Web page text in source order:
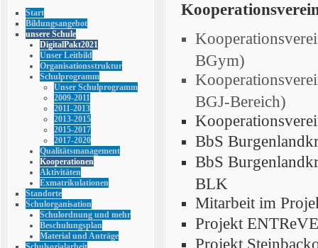
Start
Bildungsangebot
unsere Schule
DigitalPakt2021
Unser Leitbild
Organisationsstruktur
Schulprogramm
Unser Schulprogramm
2009-2011
2011-2013
2013-2015
2015-2017
2017-2020
Qualitätsmanagement
Kooperationen
Aktivitäten
Exmatrikulationen
Standorte
Schulorganisation
Schulordnung und mehr
Beschulungsplan
Material und Anträge
BGym)
BGJ-Bereich)
BbS
BbS
BLK
Mitarbeit im
Projekt
Projekt